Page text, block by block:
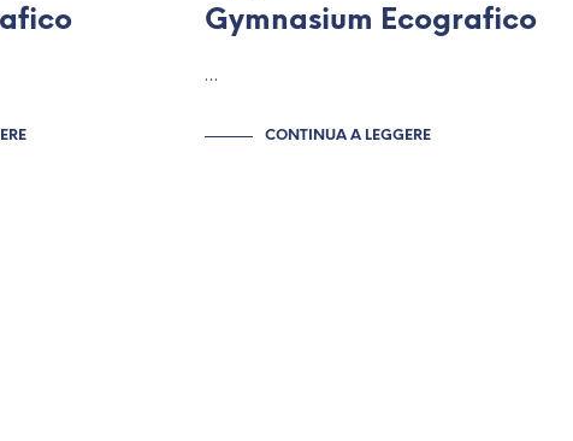
Gymnasium Ecografico
…
CONTINUA A LEGGERE